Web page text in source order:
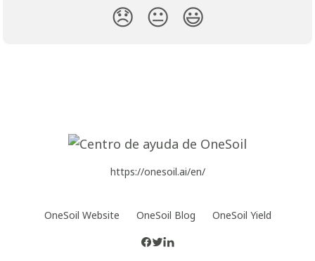
😞 😐 😃
https://onesoil.ai/en/
OneSoil Website OneSoil Blog OneSoil Yield